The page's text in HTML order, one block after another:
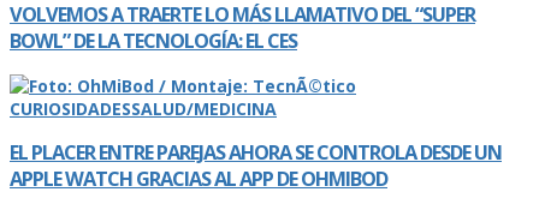
VOLVEMOS A TRAERTE LO MÁS LLAMATIVO DEL “SUPER
BOWL” DE LA TECNOLOGÍ­A: EL CES
CURIOSIDADESSALUD/MEDICINA
EL PLACER ENTRE PAREJAS AHORA SE CONTROLA DESDE UN
APPLE WATCH GRACIAS AL APP DE OHMIBOD